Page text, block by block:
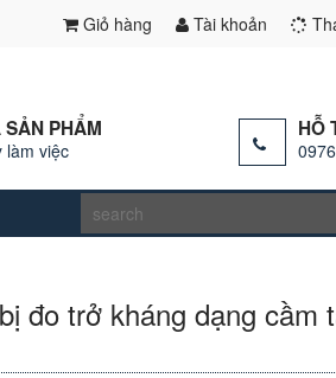
Giỏ hàng Tài khoản
PHẨM
làm việc
HỖ
đo trở kháng dạng cầm